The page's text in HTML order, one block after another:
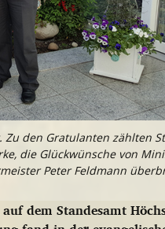
den Gratulanten zählten
die Glückwünsche von
Peter Feldmann
dem Standesamt